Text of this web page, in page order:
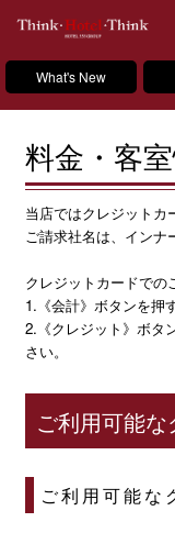
What's New
料金・客
当店ではクレジットカ
ご請求社名は、インナ
クレジットカードでの
1.《会計》ボタンを押
2.《クレジット》ボタ
さい。
ご利用可能
ご利用可能な